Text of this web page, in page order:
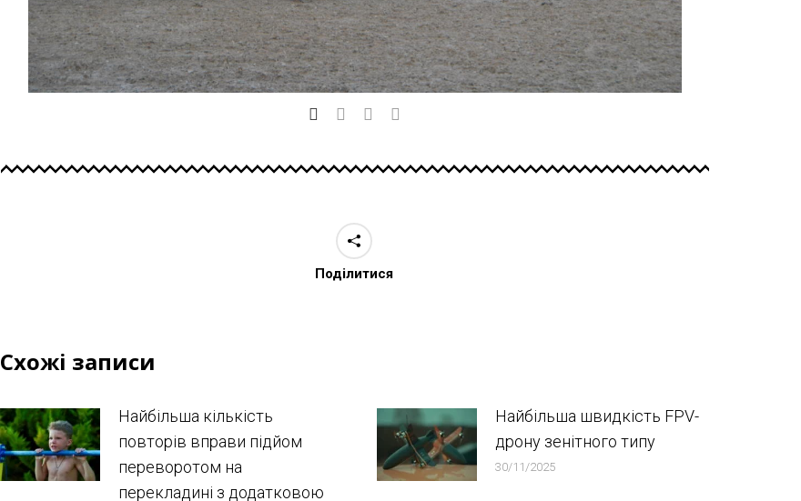
Поділитися
Схожі записи
Найбільша кількість
повторів вправи підйом
переворотом на
перекладині з додатковою
Найбільша швидкість FPV-
дрону зенітного типу
30/11/2025